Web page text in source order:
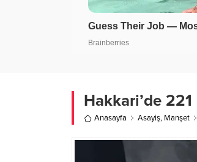
Hakkari’de
Anasayfa Asayiş, Manşet